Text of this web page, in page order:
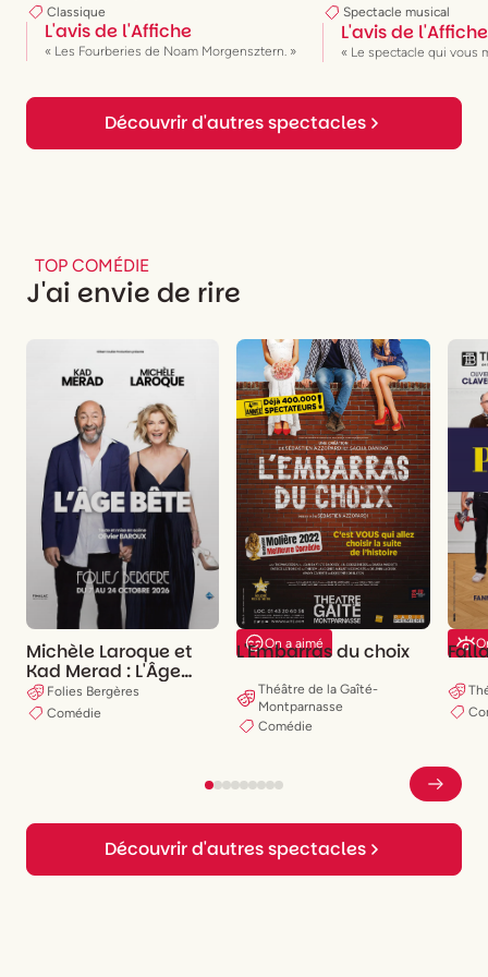
Classique
L'avis de l'Affiche
« Les Fourberies de Noam Morgensztern. »
Spectacle musical
L'avis de l'Affiche
« Le spectacle qui vous
Découvrir d'autres spectacles
TOP COMÉDIE
J'ai envie de rire
Michèle Laroque et
Kad Merad : L'Âge
bêteFolies Bergères
Comédie
On a aimé
L'Embarras du choix
Théâtre de la Gaîté-
Montparnasse
Comédie
Découvrir d'autres spectacles